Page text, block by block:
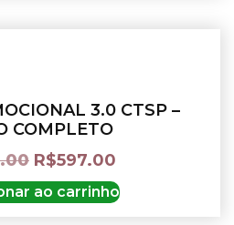
3.0 CTSP –
COMPLETO
R$597.00
ao carrinho